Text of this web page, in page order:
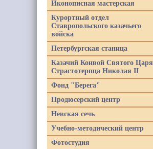
Иконописная мастерская
Курортный отдел
Ставропольского казачьего
войска
Петербургская станица
Казачий Конвой Святого Царя
Страстотерпца Николая II
Фонд "Берега"
Продюсерский центр
Невская сечь
Учебно-методический центр
Фотостудия